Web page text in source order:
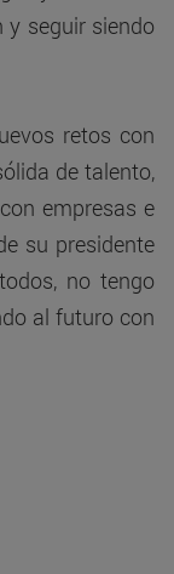
y seguir siendo
retos con
de talento,
empresas e
su presidente
no tengo
al futuro con